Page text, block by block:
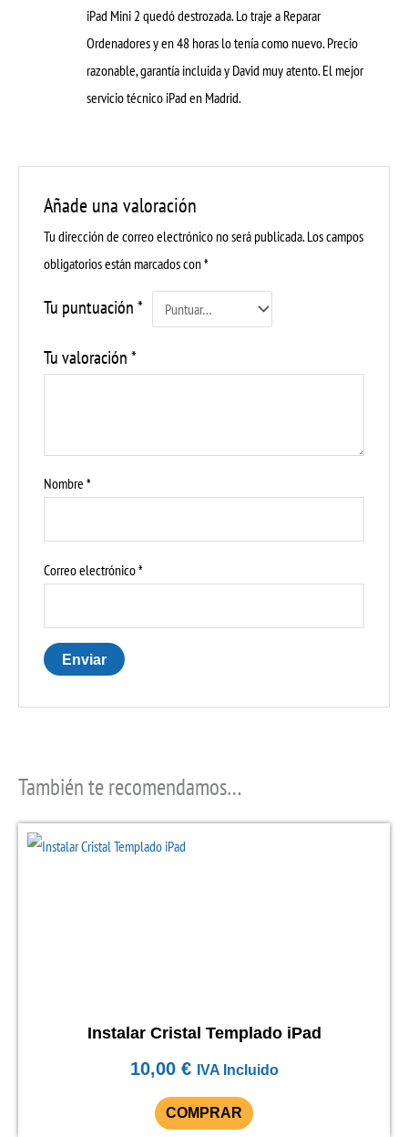
iPad Mini 2 quedó destrozada. Lo traje a Reparar
Ordenadores y en 48 horas lo tenía como nuevo. Precio
razonable, garantía incluida y David muy atento. El mejor
servicio técnico iPad en Madrid.
Añade una valoración
Tu dirección de correo electrónico no será publicada.Los campos
obligatorios están marcados con*
Tu puntuación*
Tu valoración*
Nombre*
Correo electrónico*
También te recomendamos…
Instalar Cristal Templado iPad
10,00 € IVA Incluido
COMPRAR